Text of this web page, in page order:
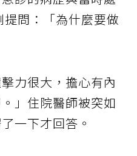
問：「為什麼要做
力很大，擔心有內
」住院醫師被突如
一下才回答。